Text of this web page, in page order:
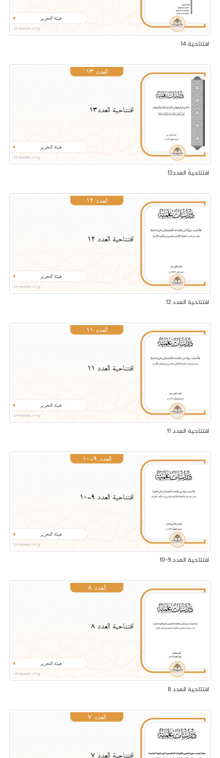
افتتاحية 14
افتتاحية العدد13
افتتاحية العدد 12
افتتاحية العدد 11
افتتاحية العدد 9-10
افتتاحية العدد 8